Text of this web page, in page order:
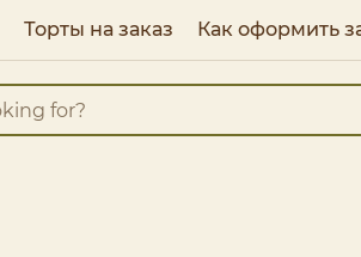
Торты на заказ Как оформить